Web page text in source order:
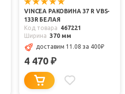
VINCEA РАКОВИНА 37 R VBS-
133R БЕЛАЯ
Код товара
467221
Ширина 370 мм
доставим 11.08 за 400₽
4 470 ₽